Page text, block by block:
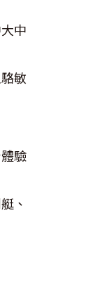
中
敏
驗
、